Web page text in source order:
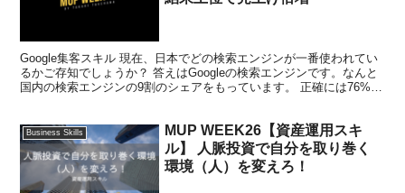
Google集客スキル 現在、日本でどの検索エンジンが一番使われてい
るかご存知でしょうか？ 答えはGoogleの検索エンジンです。なんと
国内の検索エンジンの9割のシェアをもっています。 正確には76%が
Business Skills
MUP WEEK26【資産運用スキ
ル】 人脈投資で自分を取り巻く
環境（人）を変えろ！